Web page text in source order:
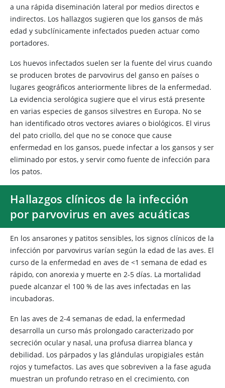
a una rápida diseminación lateral por medios directos e
indirectos. Los hallazgos sugieren que los gansos de más
edad y subclínicamente infectados pueden actuar como
portadores.
Los huevos infectados suelen ser la fuente del virus cuando
se producen brotes de parvovirus del ganso en países o
lugares geográficos anteriormente libres de la enfermedad.
La evidencia serológica sugiere que el virus está presente
en varias especies de gansos silvestres en Europa. No se
han identificado otros vectores aviares o biológicos. El virus
del pato criollo, del que no se conoce que cause
enfermedad en los gansos, puede infectar a los gansos y ser
eliminado por estos, y servir como fuente de infección para
los patos.
Hallazgos clínicos de la infección
por parvovirus en aves acuáticas
En los ansarones y patitos sensibles, los signos clínicos de la
infección por parvovirus varían según la edad de las aves. El
curso de la enfermedad en aves de <1 semana de edad es
rápido, con anorexia y muerte en 2-5 días. La mortalidad
puede alcanzar el 100 % de las aves infectadas en las
incubadoras.
En las aves de 2-4 semanas de edad, la enfermedad
desarrolla un curso más prolongado caracterizado por
secreción ocular y nasal, una profusa diarrea blanca y
debilidad. Los párpados y las glándulas uropigiales están
rojos y tumefactos. Las aves que sobreviven a la fase aguda
muestran un profundo retraso en el crecimiento, con